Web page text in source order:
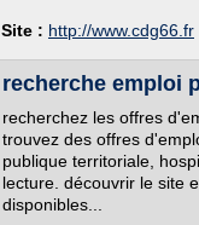
Site : http://www.cdg66.fr
recherche emploi
recherchez les offres
trouvez des offres
publique territoriale,
lecture. découvrir le site
disponibles...